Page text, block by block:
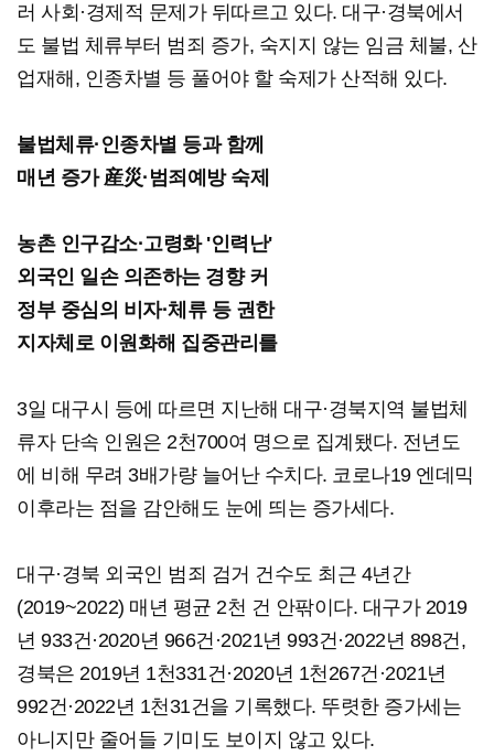
러 사회·경제적 문제가 뒤따르고 있다. 대구·경북에서
도 불법 체류부터 범죄 증가, 숙지지 않는 임금 체불, 산
업재해, 인종차별 등 풀어야 할 숙제가 산적해 있다.
불법체류·인종차별 등과 함께
매년 증가 産災·범죄예방 숙제
농촌 인구감소·고령화 '인력난'
외국인 일손 의존하는 경향 커
정부 중심의 비자·체류 등 권한
지자체로 이원화해 집중관리를
3일 대구시 등에 따르면 지난해 대구·경북지역 불법체
류자 단속 인원은 2천700여 명으로 집계됐다. 전년도
에 비해 무려 3배가량 늘어난 수치다. 코로나19 엔데믹
이후라는 점을 감안해도 눈에 띄는 증가세다.
대구·경북 외국인 범죄 검거 건수도 최근 4년간
(2019~2022) 매년 평균 2천 건 안팎이다. 대구가 2019
년 933건·2020년 966건·2021년 993건·2022년 898건,
경북은 2019년 1천331건·2020년 1천267건·2021년
992건·2022년 1천31건을 기록했다. 뚜렷한 증가세는
아니지만 줄어들 기미도 보이지 않고 있다.